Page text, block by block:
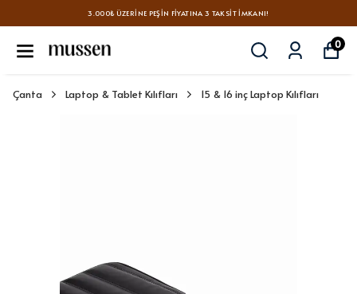
3.000₺ ÜZERINE PEŞIN FIYATINA 3 TAKSIT İMKANI!
0
Çanta Laptop & Tablet Kılıfları 15 & 16 inç Laptop Kılıfları